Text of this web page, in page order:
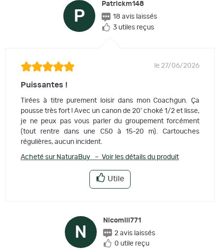
P
Patrickm148
18 avis laissés
3 utiles reçus
le 27/06/2026
Puissantes !
Tirées à titre purement loisir dans mon Coachgun. Ça
pousse très fort ! Avec un canon de 20' choké 1/2 et lisse,
je ne peux pas vous parler du groupement forcément
(tout rentre dans une C50 à 15-20 m). Cartouches
régulières, aucun incident.
Acheté sur NaturaBuy – Voir les détails du produit
Utile
N
Nicomili771
2 avis laissés
0 utile reçu